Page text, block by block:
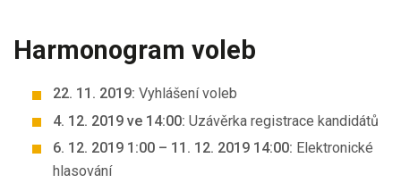
Harmonogram voleb
22. 11. 2019: Vyhlášení voleb
4. 12. 2019 ve 14:00: Uzávěrka registrace kandidátů
6. 12. 2019 1:00 – 11. 12. 2019 14:00: Elektronické
hlasování